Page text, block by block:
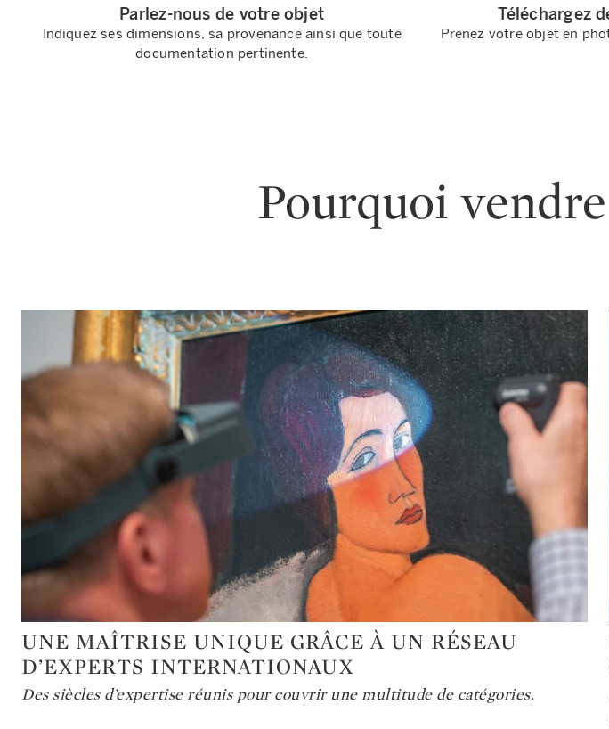
Parlez-nous de votre objet
Indiquez ses dimensions, sa provenance ainsi que toute
documentation pertinente.
Téléchargez
Prenez votre objet en
Pourquoi
Type: art
UNE MAÎTRISE UNIQUE GRÂCE À UN RÉSEAU
D’EXPERTS INTERNATIONAUX
Des siècles d’expertise réunis pour couvrir une multitude de catégories.